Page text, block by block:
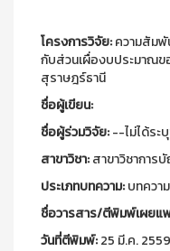
โครงการวิจัย:ความสัม
กับส่วนเผื่องบประมาณข
สุราษฎร์ธานี
ชื่อผู้เขียน:
ชื่อผู้ร่วมวิจัย:--ไม่ได้ร
สาขาวิชา:สาขาวิชาการ
ประเภทบทความ:บทควา
ชื่อวารสาร/ตีพิมพ์เผยแ
วันที่ตีพิมพ์:25 มี.ค. 2559